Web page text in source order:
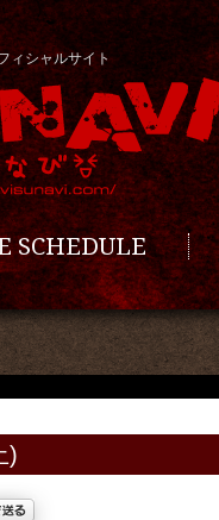
ィシャルサイト
SCHEDULE
)